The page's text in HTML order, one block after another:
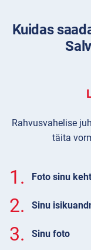
Kuidas
Rahvusvahelise
täita
1. Foto sinu
2. Sinu
3. Sinu foto